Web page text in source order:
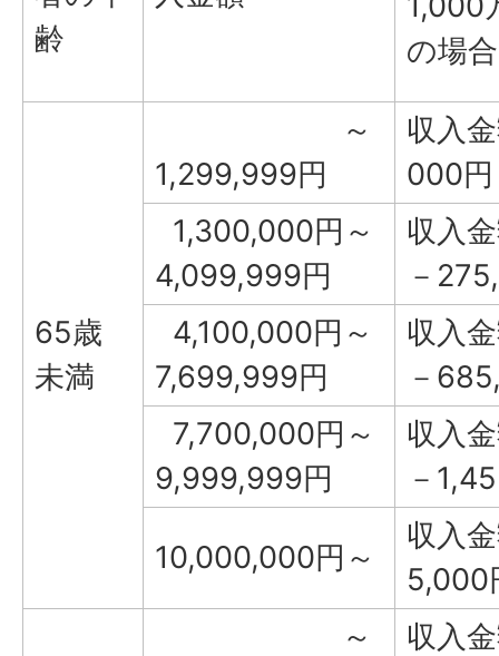
齢
の場合
65歳
未満
～
1,299,999円
収入
000円
1,300,000円～
4,099,999円
収入
－
4,100,000円～
7,699,999円
収入
－
7,700,000円～
9,999,999円
収入
－
10,000,000円～
収入
5,000
～
収入